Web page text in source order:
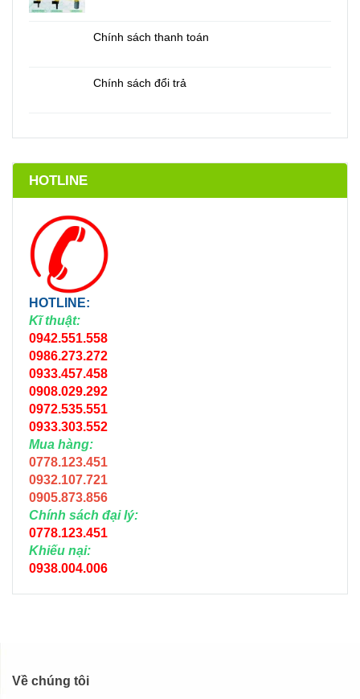
Chính sách thanh toán
Chính sách đổi trả
HOTLINE
HOTLINE:
Kĩ thuật:
0942.551.558
0986.273.272
0933.457.458
0908.029.292
0972.535.551
0933.303.552
Mua hàng:
0778.123.451
0932.107.721
0905.873.856
Chính sách đại lý:
0778.123.451
Khiếu nại:
0938.004.006
Về chúng tôi